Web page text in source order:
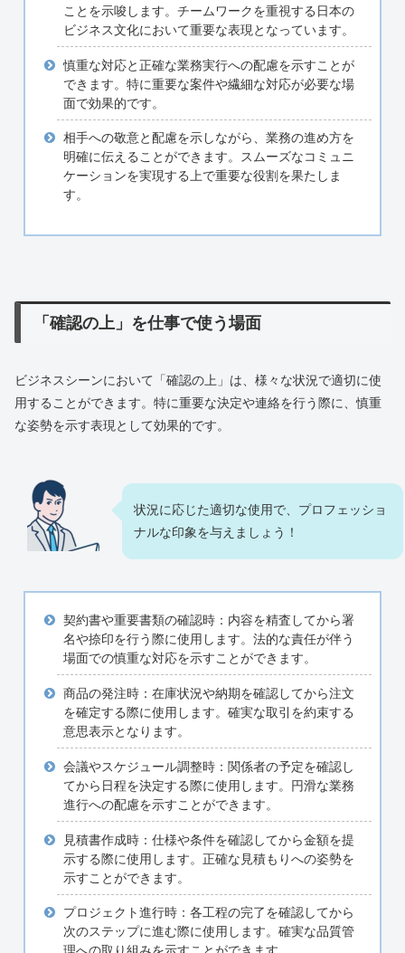
ことを示唆します。チームワークを重視する日本の
ビジネス文化において重要な表現となっています。
慎重な対応と正確な業務実行への配慮を示すことが
できます。特に重要な案件や繊細な対応が必要な場
面で効果的です。
相手への敬意と配慮を示しながら、業務の進め方を
明確に伝えることができます。スムーズなコミュニ
ケーションを実現する上で重要な役割を果たしま
す。
「確認の上」を仕事で使う場面
ビジネスシーンにおいて「確認の上」は、様々な状況で適切に使
用することができます。特に重要な決定や連絡を行う際に、慎重
な姿勢を示す表現として効果的です。
状況に応じた適切な使用で、プロフェッショ
ナルな印象を与えましょう！
契約書や重要書類の確認時：内容を精査してから署
名や捺印を行う際に使用します。法的な責任が伴う
場面での慎重な対応を示すことができます。
商品の発注時：在庫状況や納期を確認してから注文
を確定する際に使用します。確実な取引を約束する
意思表示となります。
会議やスケジュール調整時：関係者の予定を確認し
てから日程を決定する際に使用します。円滑な業務
進行への配慮を示すことができます。
見積書作成時：仕様や条件を確認してから金額を提
示する際に使用します。正確な見積もりへの姿勢を
示すことができます。
プロジェクト進行時：各工程の完了を確認してから
次のステップに進む際に使用します。確実な品質管